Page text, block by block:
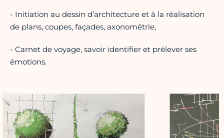
- Initiation au dessin d’architecture et à la réalisation
de plans, coupes, façades, axonométrie,
- Carnet de voyage, savoir identifier et prélever ses
émotions.